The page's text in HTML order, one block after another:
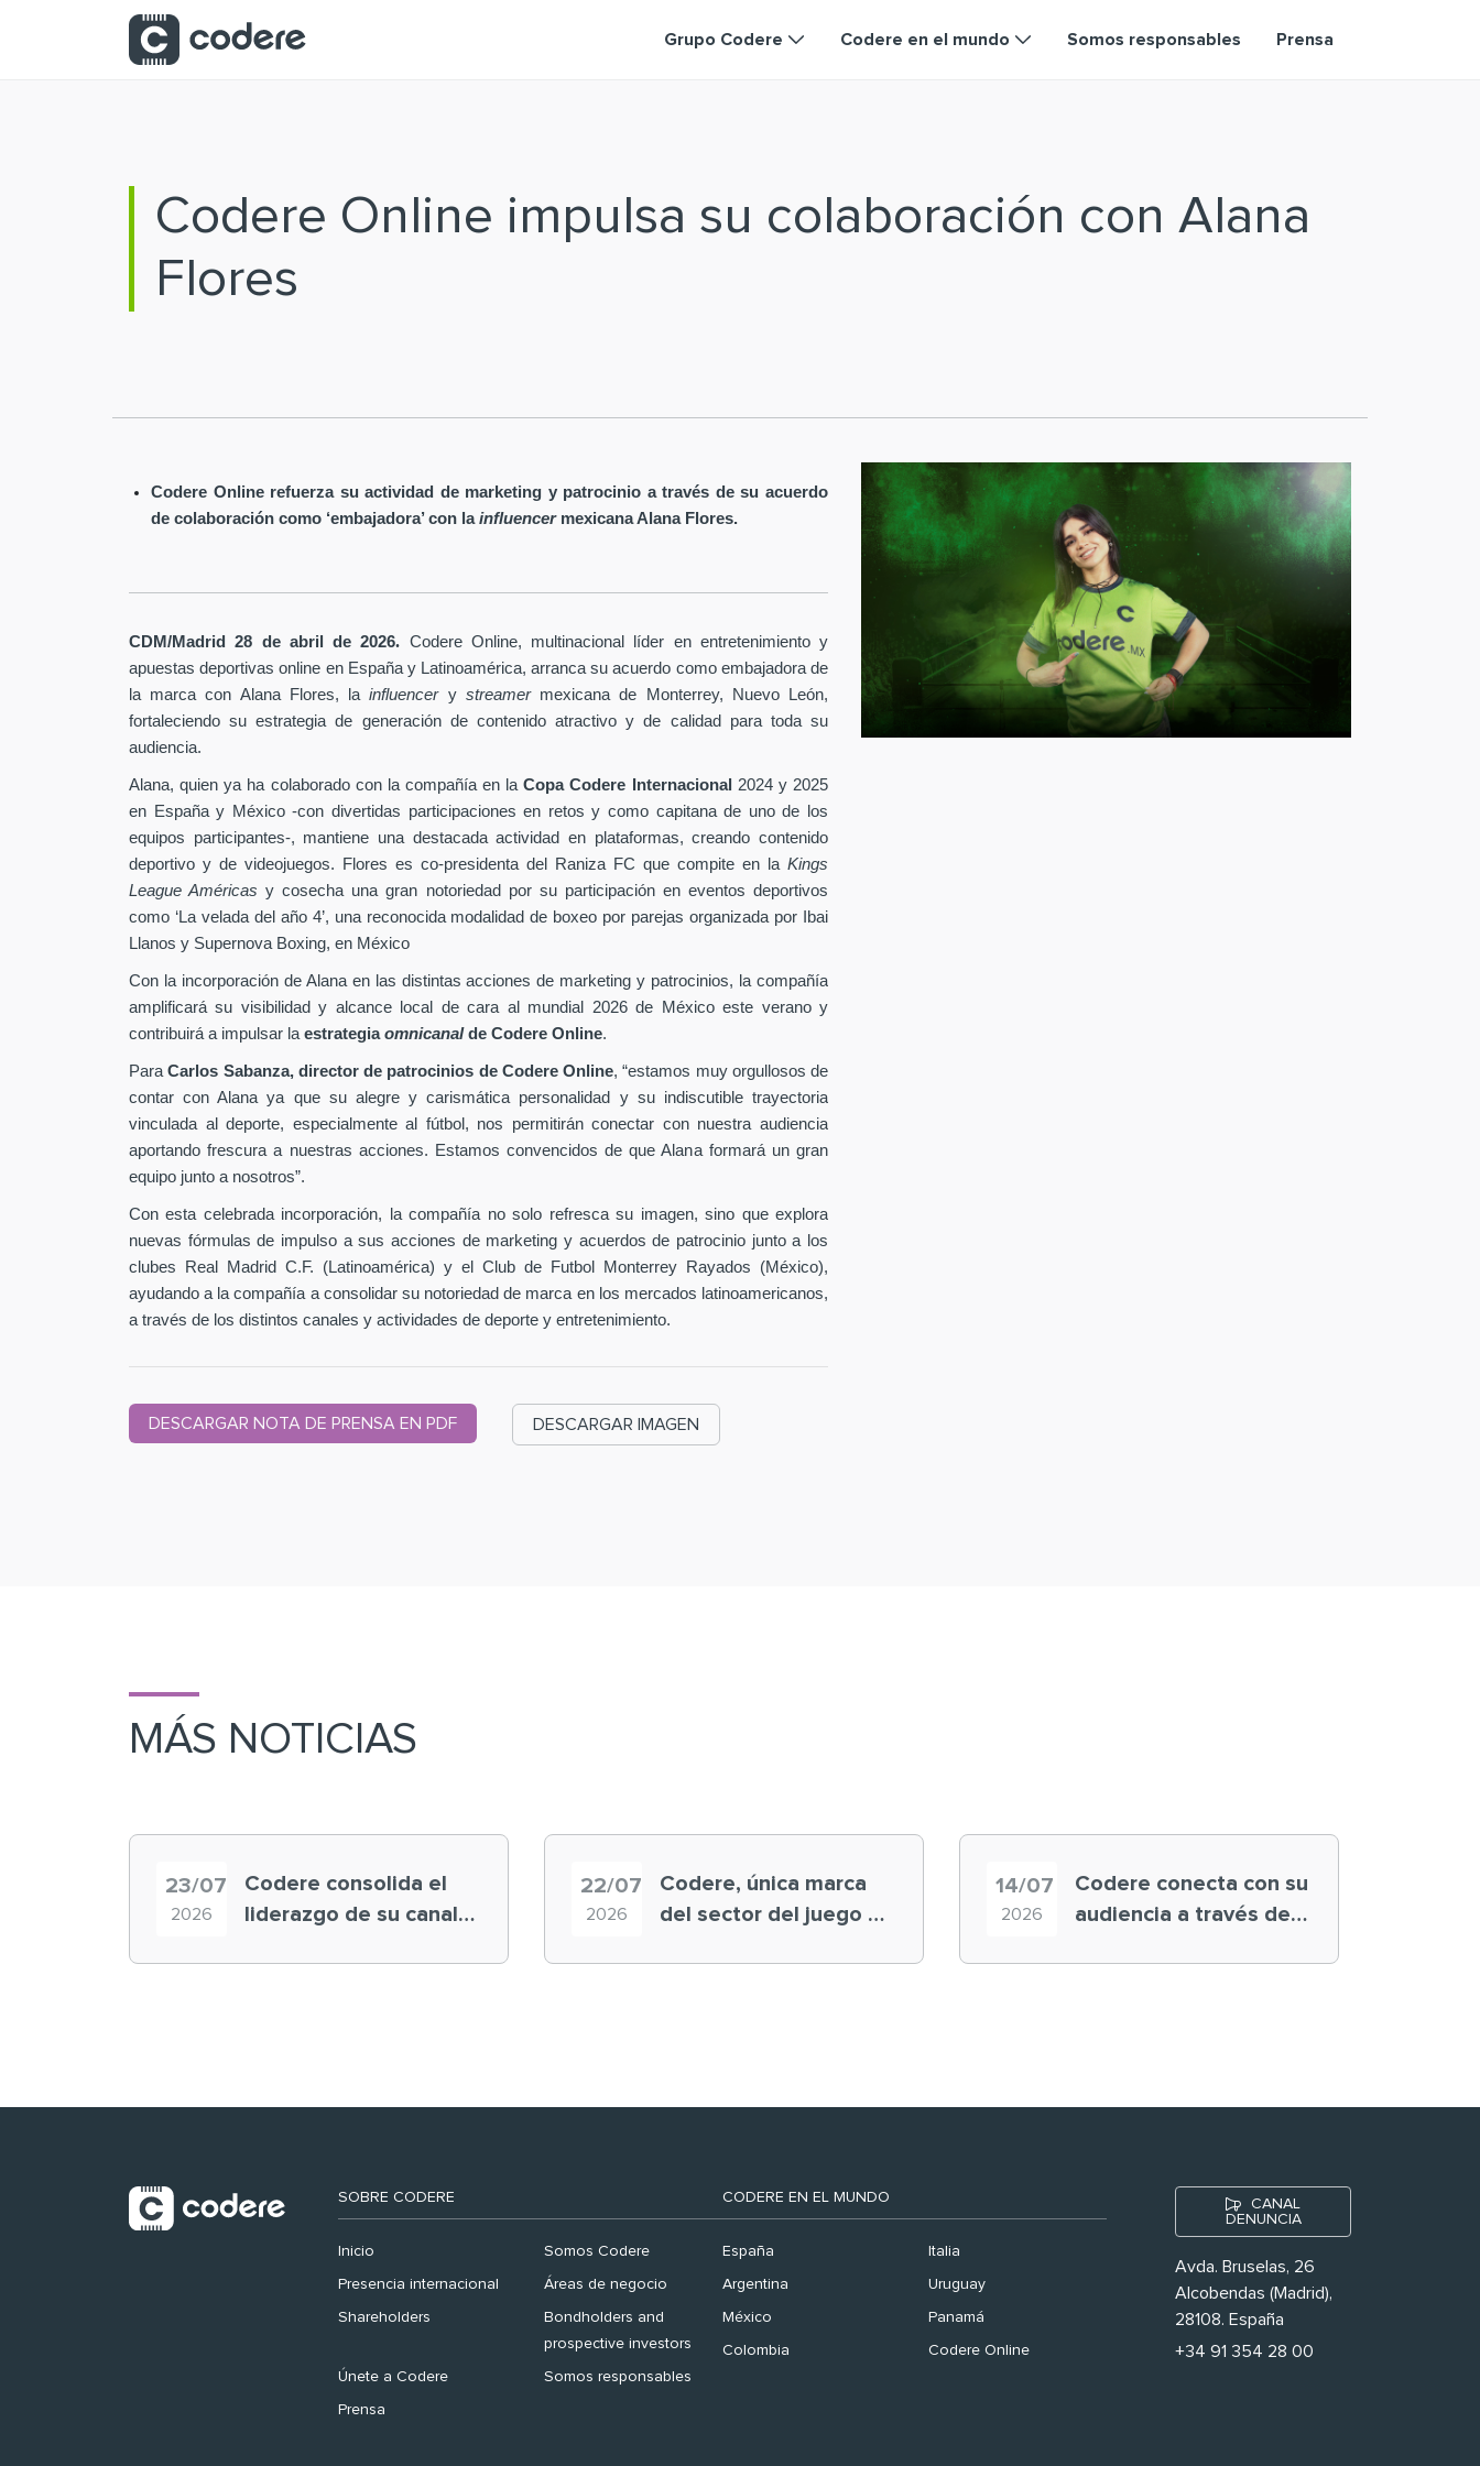
Saltar al contenido principal
Grupo Codere Codere en el mundo Somos responsables Prensa
Codere Online impulsa su colaboración con Alana
Flores
Codere Online refuerza su actividad de marketing y patrocinio a través de su acuerdo
de colaboración como ‘embajadora’ con lainfluencermexicana Alana Flores.
CDM/Madrid 28 de abril de 2026. Codere Online, multinacional líder en entretenimiento y
apuestas deportivas online en España y Latinoamérica, arranca su acuerdo como embajadora de
la marca con Alana Flores, lainfluencery streamer mexicana de Monterrey, Nuevo León,
fortaleciendo su estrategia de generación de contenido atractivo y de calidad para toda su
audiencia.
Alana, quien ya ha colaborado con la compañía en laCopa Codere Internacional 2024 y 2025
en España y México -con divertidas participaciones en retos y como capitana de uno de los
equipos participantes-, mantiene una destacada actividad en plataformas, creando contenido
deportivo y de videojuegos. Flores es co-presidenta del Raniza FC que compite en la Kings
League Américas y cosecha una gran notoriedad por su participación en eventos deportivos
como ‘La velada del año 4’, una reconocida modalidad de boxeo por parejas organizada por Ibai
Llanos y Supernova Boxing, en México
Con la incorporación de Alana en las distintas acciones de marketing y patrocinios, la compañía
amplificará su visibilidad y alcance local de cara al mundial 2026 de México este verano y
contribuirá a impulsar la estrategiaomnicanalde Codere Online.
ParaCarlos Sabanza, director de patrocinios de Codere Online, “estamos muy orgullosos de
contar con Alana ya que su alegre y carismática personalidad y su indiscutible trayectoria
vinculada al deporte, especialmente al fútbol, nos permitirán conectar con nuestra audiencia
aportando frescura a nuestras acciones. Estamos convencidos de que Alana formará un gran
equipo junto a nosotros”.
Con esta celebrada incorporación, la compañía no solo refresca su imagen, sino que explora
nuevas fórmulas de impulso a sus acciones de marketing y acuerdos de patrocinio junto a los
clubes Real Madrid C.F. (Latinoamérica) y el Club de Futbol Monterrey Rayados (México),
ayudando a la compañía a consolidar su notoriedad de marca en los mercados latinoamericanos,
a través de los distintos canales y actividades de deporte y entretenimiento.
DESCARGAR NOTA DE PRENSA EN PDF DESCARGAR IMAGEN
MÁS NOTICIAS
23/07
2026
Codere consolida el
liderazgo de su canal
22/07
2026
Codere, única marca
del sector del juego en
14/07
2026
Codere conecta con su
audiencia a través de
SOBRE CODERE
Inicio Somos Codere
Presencia internacional Áreas de negocio
Shareholders
Bondholders and
prospective investors
Únete a Codere Somos responsables
Prensa
CODERE EN EL MUNDO
España Italia
Argentina Uruguay
México Panamá
Colombia Codere Online
CANAL
DENUNCIA
Avda. Bruselas, 26
Alcobendas (Madrid),
28108. España
+34 91 354 28 00